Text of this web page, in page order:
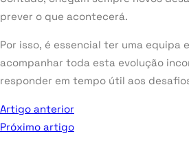
prever o que acontecerá.
Por isso, é essencial ter uma equipa
acompanhar toda esta evolução
responder em tempo útil aos
Artigo anterior
Próximo artigo